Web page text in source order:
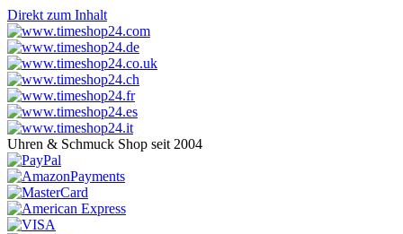
Direkt zum Inhalt
Uhren & Schmuck Shop seit 2004